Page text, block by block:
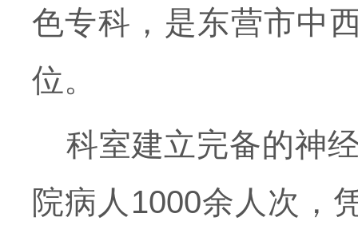
色专科，是东营市中
位。
科室建立完备的神
院病人1000余人次，